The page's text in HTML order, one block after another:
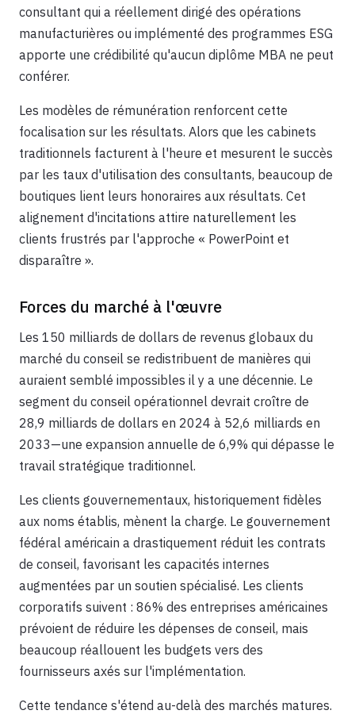
consultant qui a réellement dirigé des opérations
manufacturières ou implémenté des programmes ESG
apporte une crédibilité qu'aucun diplôme MBA ne peut
conférer.
Les modèles de rémunération renforcent cette
focalisation sur les résultats. Alors que les cabinets
traditionnels facturent à l'heure et mesurent le succès
par les taux d'utilisation des consultants, beaucoup de
boutiques lient leurs honoraires aux résultats. Cet
alignement d'incitations attire naturellement les
clients frustrés par l'approche « PowerPoint et
disparaître ».
Forces du marché à l'œuvre
Les 150 milliards de dollars de revenus globaux du
marché du conseil se redistribuent de manières qui
auraient semblé impossibles il y a une décennie. Le
segment du conseil opérationnel devrait croître de
28,9 milliards de dollars en 2024 à 52,6 milliards en
2033—une expansion annuelle de 6,9% qui dépasse le
travail stratégique traditionnel.
Les clients gouvernementaux, historiquement fidèles
aux noms établis, mènent la charge. Le gouvernement
fédéral américain a drastiquement réduit les contrats
de conseil, favorisant les capacités internes
augmentées par un soutien spécialisé. Les clients
corporatifs suivent : 86% des entreprises américaines
prévoient de réduire les dépenses de conseil, mais
beaucoup réallouent les budgets vers des
fournisseurs axés sur l'implémentation.
Cette tendance s'étend au-delà des marchés matures.